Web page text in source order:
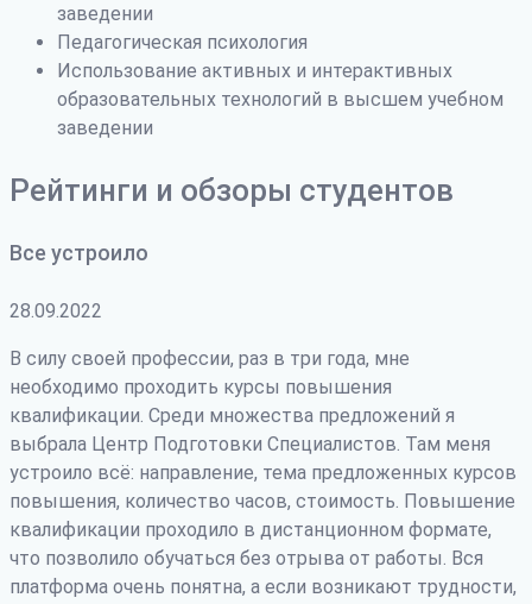
заведении
Педагогическая психология
Использование активных и интерактивных
образовательных технологий в высшем учебном
заведении
Рейтинги и обзоры студентов
Все устроило
28.09.2022
В силу своей профессии, раз в три года, мне
необходимо проходить курсы повышения
квалификации. Среди множества предложений я
выбрала Центр Подготовки Специалистов. Там меня
устроило всё: направление, тема предложенных курсов
повышения, количество часов, стоимость. Повышение
квалификации проходило в дистанционном формате,
что позволило обучаться без отрыва от работы. Вся
платформа очень понятна, а если возникают трудности,